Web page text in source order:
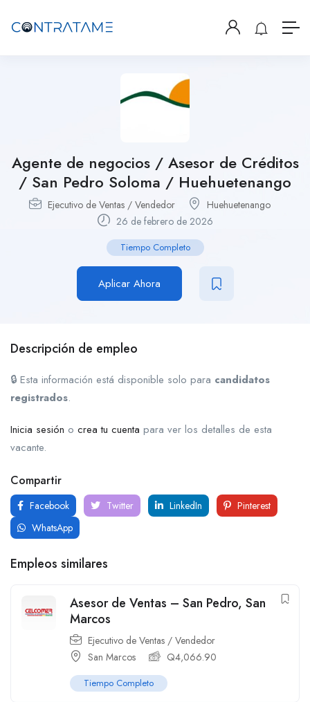
Agente de negocios / Asesor de Créditos
/ San Pedro Soloma / Huehuetenango
Ejecutivo de Ventas / Vendedor
Huehuetenango
26 de febrero de 2026
Tiempo Completo
Aplicar Ahora
Descripción de empleo
🔒 Esta información está disponible solo para candidatos
registrados.
Inicia sesión o crea tu cuenta para ver los detalles de esta
vacante.
Compartir
Facebook Twitter LinkedIn
Pinterest
WhatsApp
Empleos similares
Asesor de Ventas – San Pedro, San
Marcos
Ejecutivo de Ventas / Vendedor
San Marcos
Q4,066.90
Tiempo Completo